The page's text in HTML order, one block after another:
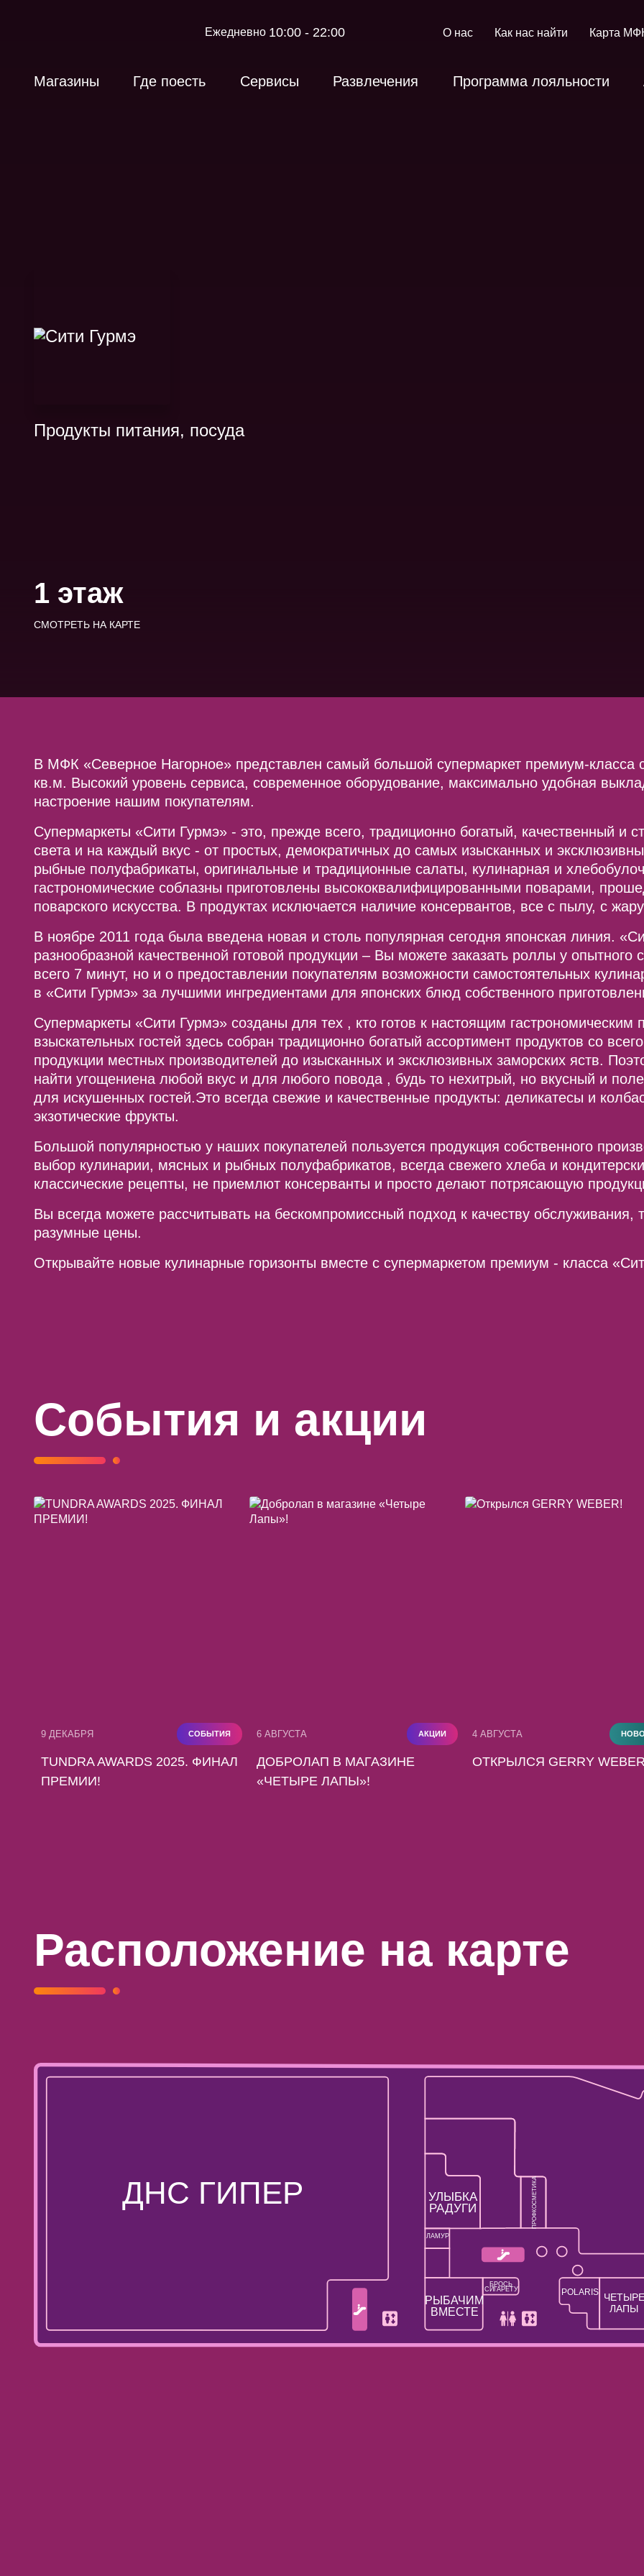
Ежедневно 10:00 - 22:00 О нас Как нас найти Карта
Магазины Где поесть Сервисы Развлечения Программа лояльности
Продукты питания, посуда
1 этаж
СМОТРЕТЬ НА КАРТЕ
В МФК «Северное Нагорное» представлен самый большой супермаркет премиум-
кв.м. Высокий уровень сервиса, современное оборудование, максимально удобная
настроение нашим покупателям.
Супермаркеты «Сити Гурмэ» - это, прежде всего, традиционно богатый, качественный и
света и на каждый вкус - от простых, демократичных до самых изысканных и
рыбные полуфабрикаты, оригинальные и традиционные салаты, кулинарная и
гастрономические соблазны приготовлены высококвалифицированными поварами,
поварского искусства. В продуктах исключается наличие консервантов, все с пылу, с
В ноябре 2011 года была введена новая и столь популярная сегодня японская линия.
разнообразной качественной готовой продукции – Вы можете заказать роллы у
всего 7 минут, но и о предоставлении покупателям возможности самостоятельных
в «Сити Гурмэ» за лучшими ингредиентами для японских блюд собственного
Супермаркеты «Сити Гурмэ» созданы для тех , кто готов к настоящим
взыскательных гостей здесь собран традиционно богатый ассортимент продуктов со
продукции местных производителей до изысканных и эксклюзивных заморских яств.
найти угощениена любой вкус и для любого повода , будь то нехитрый, но вкусный и
для искушенных гостей.Это всегда свежие и качественные продукты: деликатесы и
экзотические фрукты.
Большой популярностью у наших покупателей пользуется продукция собственного
выбор кулинарии, мясных и рыбных полуфабрикатов, всегда свежего хлеба и
классические рецепты, не приемлют консерванты и просто делают потрясающую
Вы всегда можете рассчитывать на бескомпромиссный подход к качеству обслуживания,
разумные цены.
Открывайте новые кулинарные горизонты вместе с супермаркетом премиум - класса
События и акции
9 ДЕКАБРЯ СОБЫТИЯ
TUNDRA AWARDS 2025. ФИНАЛ
ПРЕМИИ!
6 АВГУСТА АКЦИИ
ДОБРОЛАП В МАГАЗИНЕ
«ЧЕТЫРЕ ЛАПЫ»!
4 АВГУСТА
ОТКРЫЛСЯ GERRY
Расположение на карте
ДНС ГИПЕР
РЫБАЧИМ
ВМЕСТЕ
БРОСЬ
СИГАРЕТУ
ЛАМУР
УЛЫБКА
РАДУГИ ПРОФКОСМЕТИКА
ЧЕТЫРЕ
ЛАПЫ
POLARIS